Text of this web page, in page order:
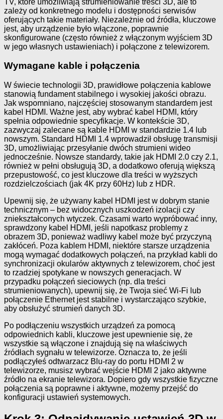
zależy od konkretnego modelu i dostępności serwisów
oferujących takie materiały. Niezależnie od źródła, kluczowe
jest, aby urządzenie było włączone, poprawnie
skonfigurowane (często również z włączonym wyjściem 3D
w jego własnych ustawieniach) i połączone z telewizorem.
Wymagane kable i połączenia
W świecie technologii 3D, prawidłowe połączenia kablowe
stanowią fundament stabilnego i wysokiej jakości obrazu.
Jak wspomniano, najczęściej stosowanym standardem jest
kabel HDMI. Ważne jest, aby wybrać kabel HDMI, który
spełnia odpowiednie specyfikacje. W kontekście 3D,
zazwyczaj zalecane są kable HDMI w standardzie 1.4 lub
nowszym. Standard HDMI 1.4 wprowadził obsługę transmisji
3D, umożliwiając przesyłanie dwóch strumieni wideo
jednocześnie. Nowsze standardy, takie jak HDMI 2.0 czy 2.1,
również w pełni obsługują 3D, a dodatkowo oferują większą
przepustowość, co jest kluczowe dla treści w wyższych
rozdzielczościach (jak 4K przy 60Hz) lub z HDR.
Upewnij się, że używany kabel HDMI jest w dobrym stanie
technicznym – bez widocznych uszkodzeń izolacji czy
zniekształconych wtyczek. Czasami warto wypróbować inny,
sprawdzony kabel HDMI, jeśli napotkasz problemy z
obrazem 3D, ponieważ wadliwy kabel może być przyczyną
zakłóceń. Poza kablem HDMI, niektóre starsze urządzenia
mogą wymagać dodatkowych połączeń, na przykład kabli do
synchronizacji okularów aktywnych z telewizorem, choć jest
to rzadziej spotykane w nowszych generacjach. W
przypadku połączeń sieciowych (np. dla treści
strumieniowanych), upewnij się, że Twoja sieć Wi-Fi lub
połączenie Ethernet jest stabilne i wystarczająco szybkie,
aby obsłużyć strumień danych 3D.
Po podłączeniu wszystkich urządzeń za pomocą
odpowiednich kabli, kluczowe jest upewnienie się, że
wszystkie są włączone i znajdują się na właściwych
źródłach sygnału w telewizorze. Oznacza to, że jeśli
podłączyłeś odtwarzacz Blu-ray do portu HDMI 2 w
telewizorze, musisz wybrać wejście HDMI 2 jako aktywne
źródło na ekranie telewizora. Dopiero gdy wszystkie fizyczne
połączenia są poprawne i aktywne, możemy przejść do
konfiguracji ustawień systemowych.